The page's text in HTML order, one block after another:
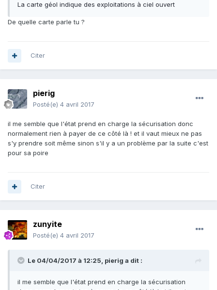
La carte géol indique des exploitations à ciel ouvert
De quelle carte parle tu ?
Citer
pierig
Posté(e) 4 avril 2017
il me semble que l'état prend en charge la sécurisation donc
normalement rien à payer de ce côté là ! et il vaut mieux ne pas
s'y prendre soit même sinon s'il y a un problème par la suite c'est
pour sa poire
Citer
zunyite
Posté(e) 4 avril 2017
Le 04/04/2017 à 12:25, pierig a dit :
il me semble que l'état prend en charge la sécurisation